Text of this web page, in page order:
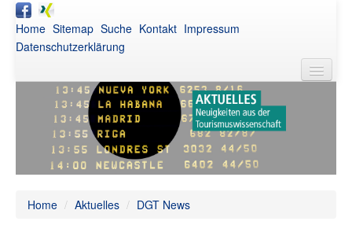
Home Sitemap Suche Kontakt Impressum
Datenschutzerklärung
DGT
Aktuelles
Awards
Home / Aktuelles / DGT News